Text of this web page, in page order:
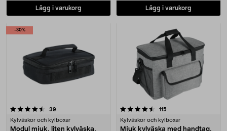
Lägg i varukorg Lägg i varukorg
-30%
39
Kylväskor och kylboxar
Modul mjuk, liten kylväska,
4.5 av 5 stjärnor 115
Kylväskor och kylboxar
Mjuk kylväska med handtag,